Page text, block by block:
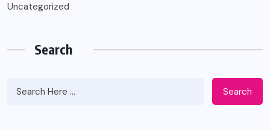
Uncategorized
Search
Search